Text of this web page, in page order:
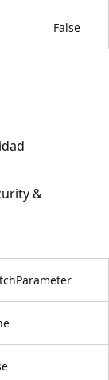
False
&